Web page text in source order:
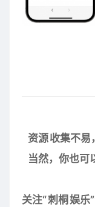
资源收集不易
当然，你也可
关注“刺桐 娱乐